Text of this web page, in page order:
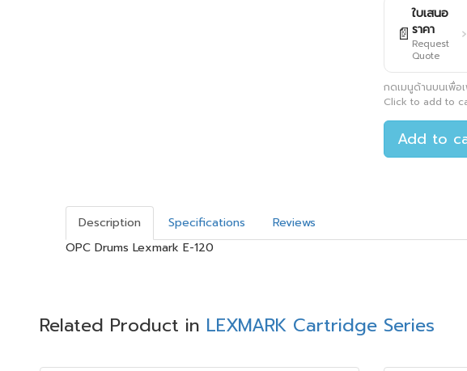
📄
ใบเสนอ
ราคา
Request
Quote
›
กดเมนูด้านบนเพื่อ
Click to add to
Add to
Description Specifications
Reviews
OPC Drums Lexmark E-120
Related Product in LEXMARK Cartridge Series